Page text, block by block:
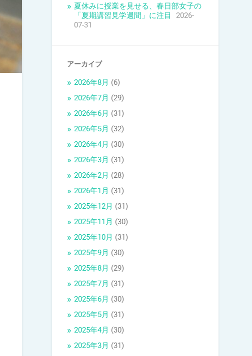
夏休みに授業を見せる、春日部女子の
「夏期講習見学週間」に注目
2026-
07-31
アーカイブ
2026年8月 (6)
2026年7月 (29)
2026年6月 (31)
2026年5月 (32)
2026年4月 (30)
2026年3月 (31)
2026年2月 (28)
2026年1月 (31)
2025年12月 (31)
2025年11月 (30)
2025年10月 (31)
2025年9月 (30)
2025年8月 (29)
2025年7月 (31)
2025年6月 (30)
2025年5月 (31)
2025年4月 (30)
2025年3月 (31)